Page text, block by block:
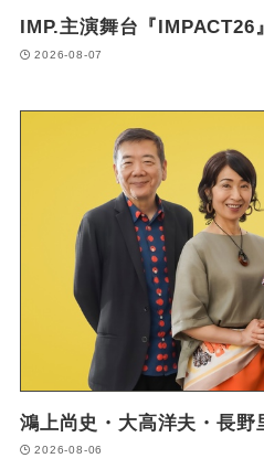
IMP.主演舞台『IMPACT26
2026-08-07
鴻上尚史・大高洋夫・長
2026-08-06